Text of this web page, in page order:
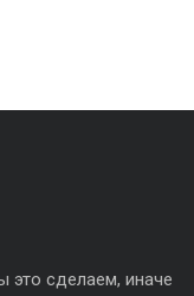
это сделаем, иначе